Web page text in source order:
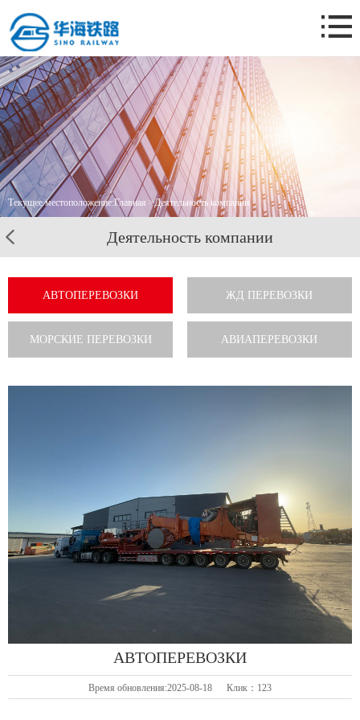
Главная
О нас.
Деятельность компании
Новости компании
Бизнес-кейс
Контакты
Текущее местоположение:Главная >Деятельность компании
Деятельность компании
АВТОПЕРЕВОЗКИ ЖД ПЕРЕВОЗКИ
МОРСКИЕ ПЕРЕВОЗКИ АВИАПЕРЕВОЗКИ
АВТОПЕРЕВОЗКИ
Время обновления:2025-08-18 Клик：123